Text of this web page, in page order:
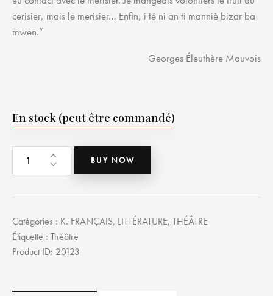
cerisier, mais le merisier… Enfin, i té ni an ti manniè bizar ba
mwen.”
Georges Éleuthère Mauvois
En stock (peut être commandé)
BUY NOW
Catégories : K. FRANÇAIS, LITTÉRATURE, THÉÂTRE
Étiquette : Théâtre
Product ID: 20123